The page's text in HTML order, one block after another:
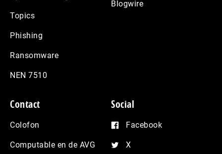
Topics
Phishing
Ransomware
NEN 7510
Blogwire
Contact
Colofon
Computable en de AVG
Social
Facebook
X